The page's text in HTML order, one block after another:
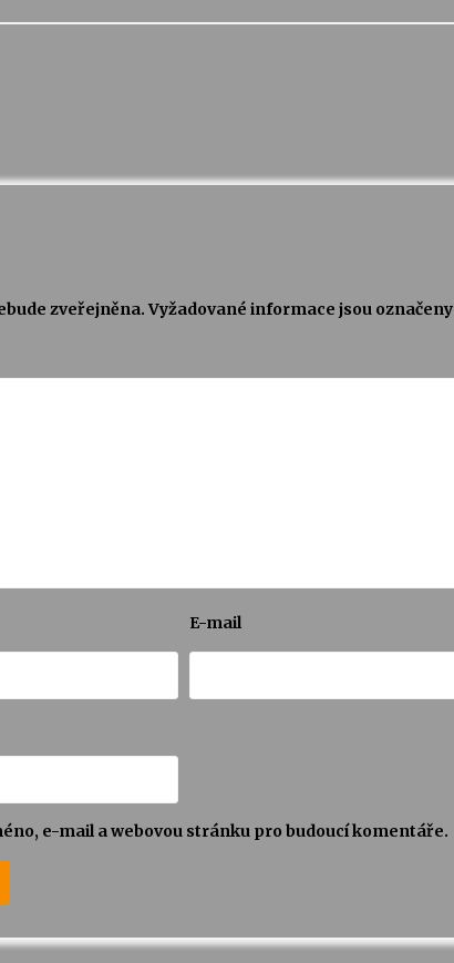
zveřejněna. Vyžadované informace jsou označeny
E-mail
e-mail a webovou stránku pro budoucí komentáře.